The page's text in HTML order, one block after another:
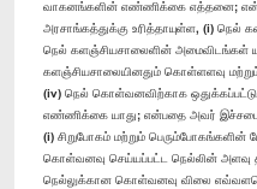
வாகனங்களின் எண்ணிக்கை எத்தனை;
அரசாங்கத்துக்கு உரித்தாயுள்ள, (i)
நெல் களஞ்சியசாலைளின் அமைவிடங்கள்
களஞ்சியசாலையினதும் கொள்ளளவு
(iv) நெல் கொள்வனவிற்காக
எண்ணிக்கை யாது; என்பதை அவர்
(i) சிறுபோகம் மற்றும்
கொள்வனவு செய்யப்பட்ட நெல்லின்
நெல்லுக்கான கொள்வனவு விலை